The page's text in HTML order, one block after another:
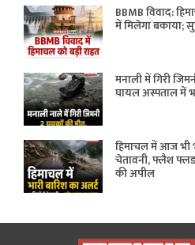
BBMB विवाद:
में मिलेगा बकाया;
मनाली में गिरी
घायल अस्पताल में
हिमाचल में आज भी
चेतावनी, फ्लैश
की अपील